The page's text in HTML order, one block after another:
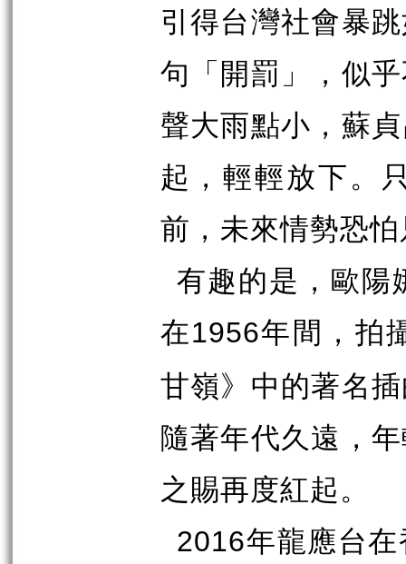
引得台灣社會暴
句「開罰」，似
聲大雨點小，蘇
起，輕輕放下。
前，未來情勢恐
有趣的是，歐陽
在1956年間，拍
甘嶺》中的著名
隨著年代久遠，
之賜再度紅起。
2016年龍應台